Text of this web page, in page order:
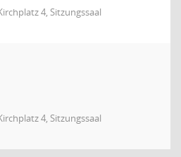
4, Sitzungssaal
4, Sitzungssaal